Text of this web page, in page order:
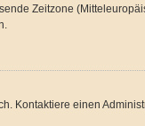
Zeitzone
Kontaktiere einen